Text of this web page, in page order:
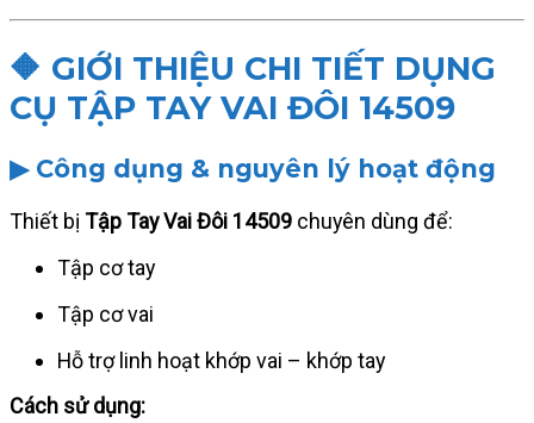
🔶 GIỚI THIỆU CHI TIẾT DỤNG
CỤ TẬP TAY VAI ĐÔI 14509
▶ Công dụng & nguyên lý hoạt động
Thiết bị Tập Tay Vai Đôi 14509 chuyên dùng để:
Tập cơ tay
Tập cơ vai
Hỗ trợ linh hoạt khớp vai – khớp tay
Cách sử dụng: